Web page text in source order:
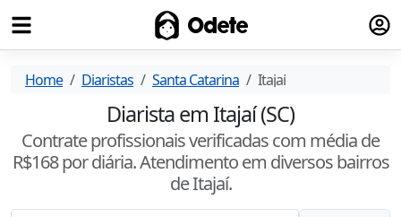
Odete
Home Diaristas Santa Catarina Itajaí
Diarista em Itajaí (SC)
Contrate profissionais verificadas com média de
R$168por diária. Atendimentoem diversos bairros
de Itajaí.